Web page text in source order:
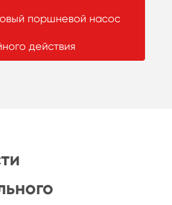
поршневой насос
действия